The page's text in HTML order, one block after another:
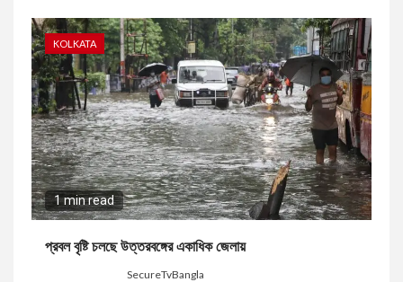
KOLKATA
1 min read
প্রবল বৃষ্টি চলছে উত্তরবঙ্গের একাধিক জেলায়
SecureTvBangla